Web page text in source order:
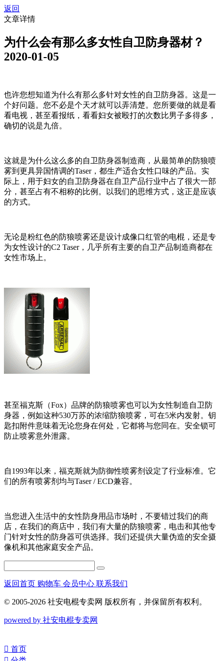
返回
文章详情
为什么会有那么多女性自卫防身器材？
2020-01-05
也许您想知道为什么有那么多针对女性的自卫防身器。这是一
个好问题。您不必是个天才就可以弄清楚。您所要做的就是看
看电视，甚至看报纸，看看妇女被殴打的次数比男子多得多，
确切的说是九倍。
这就是为什么这么多的自卫防身器制造商，从最简单的防狼喷
雾到更具异国情调的Taser，都生产适合女性口味的产品。实
际上，用于妇女的自卫防身器在自卫产品行业中占了很大一部
分，甚至占有不相称的比例。以我们的思维方式，这正是应该
的方式。
无论是粉红色的防狼喷雾还是设计成像口红管的电棍，还是专
为女性设计的C2 Taser，几乎所有主要的自卫产品制造商都在
女性市场上。
甚至福克斯（Fox）品牌的防狼喷雾也可以为女性制造自卫防
身器，例如这种530万苏的浓缩防狼喷雾，可在5米内发射。钥
匙扣附件意味着无论您身在何处，它都将与您同在。安全锁可
防止喷雾意外泄露。
自1993年以来，福克斯就为防御性喷雾剂设定了行业标准。它
们的所有喷雾剂均与Taser / ECD兼容。
当您进入生活中的女性防身用品市场时，不要错过我们的商
店，在我们的商店中，我们有大量的防狼喷雾，电击和其他专
门针对女性的防身器可供选择。我们还提供大量伪造的安全摄
像机和其他家庭安全产品。
返回首页 购物车 会员中心 联系我们
© 2005-2026 社安电棍专卖网 版权所有，并保留所有权利。
powered by 社安电棍专卖网
󰀁 首页